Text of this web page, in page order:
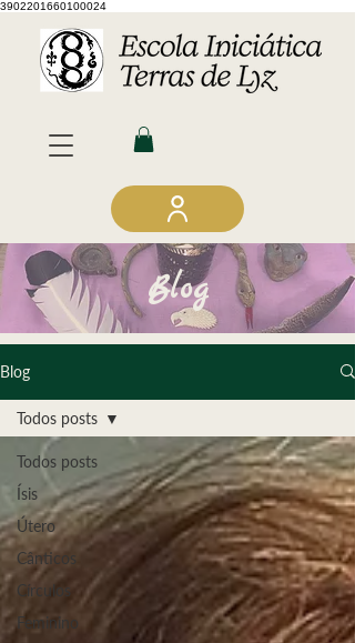
3902201660100024
Blog
Blog
Todos posts
Ísis
Útero
Cânticos
Círculos
Feminino
Todos posts